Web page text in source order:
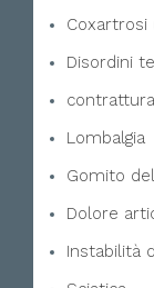
Coxartrosi
Disordini
contrattura
Lombalgia
Gomito
Dolore
Instabilità